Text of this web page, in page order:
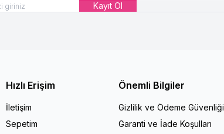
Kayıt Ol
Hızlı Erişim
İletişim
Sepetim
Önemli Bilgiler
Gizlilik ve Ödeme Güvenliği
Garanti ve İade Koşulları